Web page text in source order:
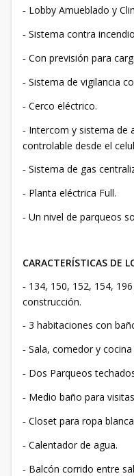
- Lobby Amueblado y
- Sistema contra
- Con previsión para
- Sistema de vigilancia
- Cerco eléctrico.
- Intercom y sistema de
controlable desde el
- Sistema de gas
- Planta eléctrica Full.
- Un nivel de parqueos
CARACTERÍSTICAS DE
- 134, 150, 152, 154,
construcción.
- 3 habitaciones con
- Sala, comedor y cocina
- Dos Parqueos
- Medio baño para
- Closet para ropa
- Calentador de agua.
- Balcón corrido entre